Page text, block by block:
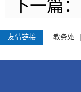
下一篇：
友情链接 教务处